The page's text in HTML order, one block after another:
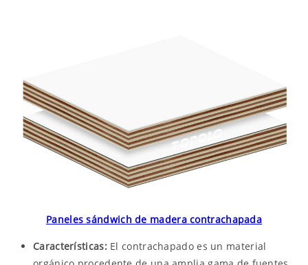
Paneles sándwich de madera contrachapada
Características:El contrachapado es un material